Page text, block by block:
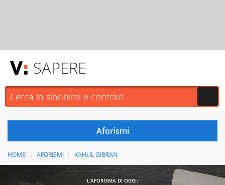
SAPERE
HOME AFORISMI KAHLIL GIBRAN
L'AFORISMA DI OGGI: